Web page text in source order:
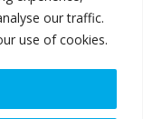
our traffic.
use of cookies.
3层3F